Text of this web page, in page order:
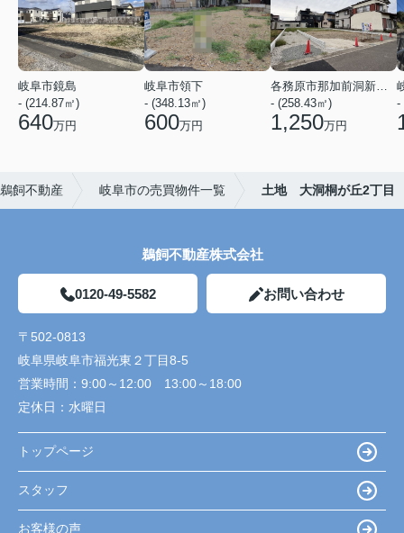
岐阜市鏡島
- (214.87㎡)
640万円
岐阜市領下
- (348.13㎡)
600万円
- (258.43㎡)
1,250万円
-
飼不動産 岐阜市の売買物件一覧 土地 大洞桐が丘2丁目
鵜飼不動産株式会社
0120-49-5582 お問い合わせ
〒502-0813
岐阜県岐阜市福光東２丁目8-5
営業時間： 9:00～12:00 13:00～18:00
定休日： 水曜日
トップページ
スタッフ
お客様の声